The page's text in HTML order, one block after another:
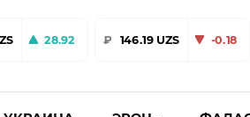
28.92 ₽ 146.19 UZS -0.18